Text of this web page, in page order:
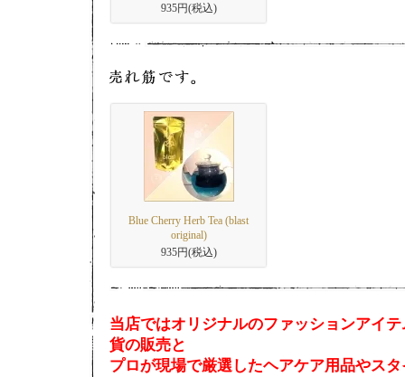
935円(税込)
Blue Cherry Herb Tea (blast
original)
935円(税込)
当店ではオリジナルのファッションアイ
貨の販売と
プロが現場で厳選したヘアケア用品やス